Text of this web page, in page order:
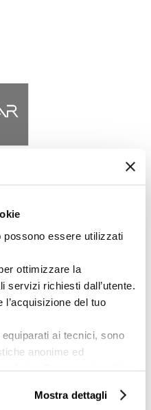
possono essere utilizzati
ottimizzare la
servizi richiesti dall’utente.
del tuo
ai tecnici, sono
anonime ed
sono utilizzati, solo
Mostra dettagli